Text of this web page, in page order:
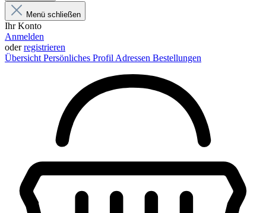
Menü schließen
Ihr Konto
Anmelden
oderregistrieren
Übersicht Persönliches Profil Adressen Bestellungen